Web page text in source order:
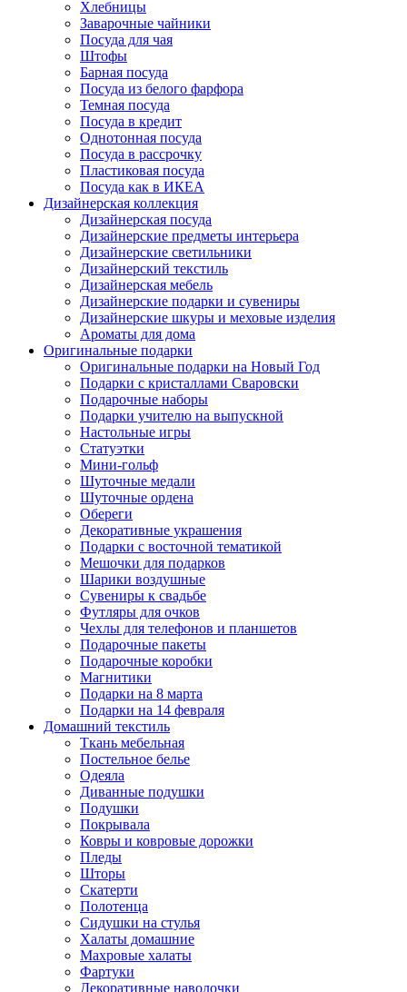
Хлебницы
Заварочные чайники
Посуда для чая
Штофы
Барная посуда
Посуда из белого фарфора
Темная посуда
Посуда в кредит
Однотонная посуда
Посуда в рассрочку
Пластиковая посуда
Посуда как в ИКЕА
Дизайнерская коллекция
Дизайнерская посуда
Дизайнерские предметы интерьера
Дизайнерские светильники
Дизайнерский текстиль
Дизайнерская мебель
Дизайнерские подарки и сувениры
Дизайнерские шкуры и меховые изделия
Ароматы для дома
Оригинальные подарки
Оригинальные подарки на Новый Год
Подарки с кристаллами Сваровски
Подарочные наборы
Подарки учителю на выпускной
Настольные игры
Статуэтки
Мини-гольф
Шуточные медали
Шуточные ордена
Обереги
Декоративные украшения
Подарки с восточной тематикой
Мешочки для подарков
Шарики воздушные
Сувениры к свадьбе
Футляры для очков
Чехлы для телефонов и планшетов
Подарочные пакеты
Подарочные коробки
Магнитики
Подарки на 8 марта
Подарки на 14 февраля
Домашний текстиль
Ткань мебельная
Постельное белье
Одеяла
Диванные подушки
Подушки
Покрывала
Ковры и ковровые дорожки
Пледы
Шторы
Скатерти
Полотенца
Сидушки на стулья
Халаты домашние
Махровые халаты
Фартуки
Декоративные наволочки